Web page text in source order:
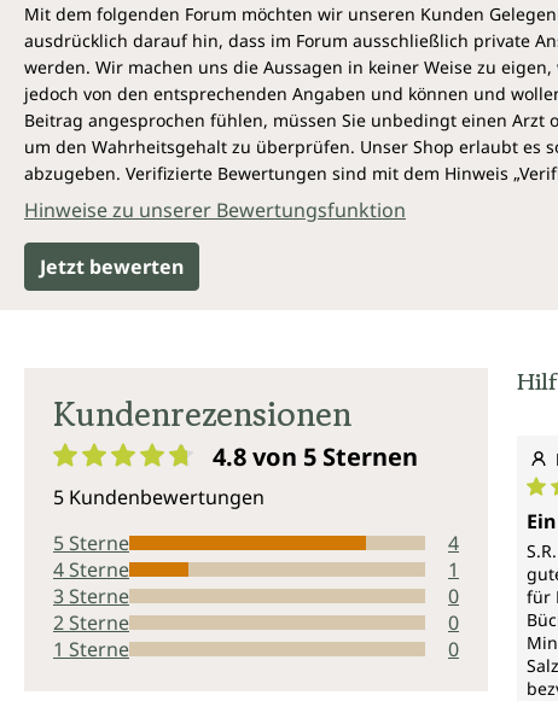
Mit dem folgenden Forum möchten wir unseren Kunden
ausdrücklich darauf hin, dass im Forum ausschließlich private
werden. Wir machen uns die Aussagen in keiner Weise zu
jedoch von den entsprechenden Angaben und können und
Beitrag angesprochen fühlen, müssen Sie unbedingt einen
um den Wahrheitsgehalt zu überprüfen. Unser Shop erlaubt es
abzugeben. Verifizierte Bewertungen sind mit dem Hinweis
Hinweise zu unserer Bewertungsfunktion
Jetzt bewerten
Kundenrezensionen
4.8 von 5 Sternen
5 Kundenbewertungen
5 Sterne
4
4 Sterne
1
3 Sterne
0
2 Sterne
0
1 Sterne
0
für